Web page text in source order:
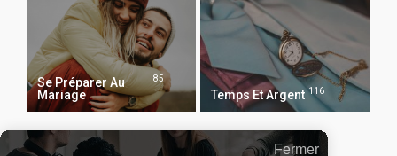
Se Préparer Au
Mariage
85
Temps Et Argent 116
Fermer